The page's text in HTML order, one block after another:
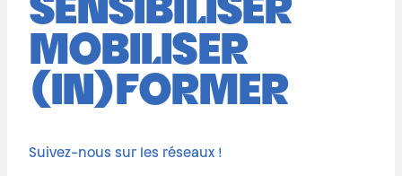
SENSIBILISER
MOBILISER
(IN)FORMER
Suivez-nous sur les réseaux !